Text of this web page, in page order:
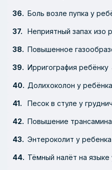
Боль возле пупка у
Неприятный запах изо
Повышенное
Ирригография ребёнку
Долихоколон у
Песок в стуле у
Повышение
Энтероколит у
Тёмный налёт на